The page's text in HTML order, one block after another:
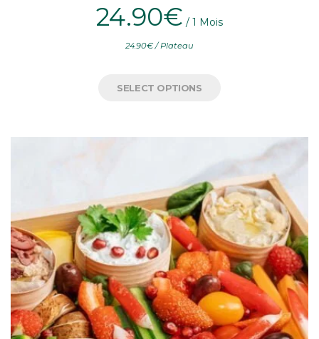
24.90€ / 1 Mois
24.90€ / Plateau
SELECT OPTIONS